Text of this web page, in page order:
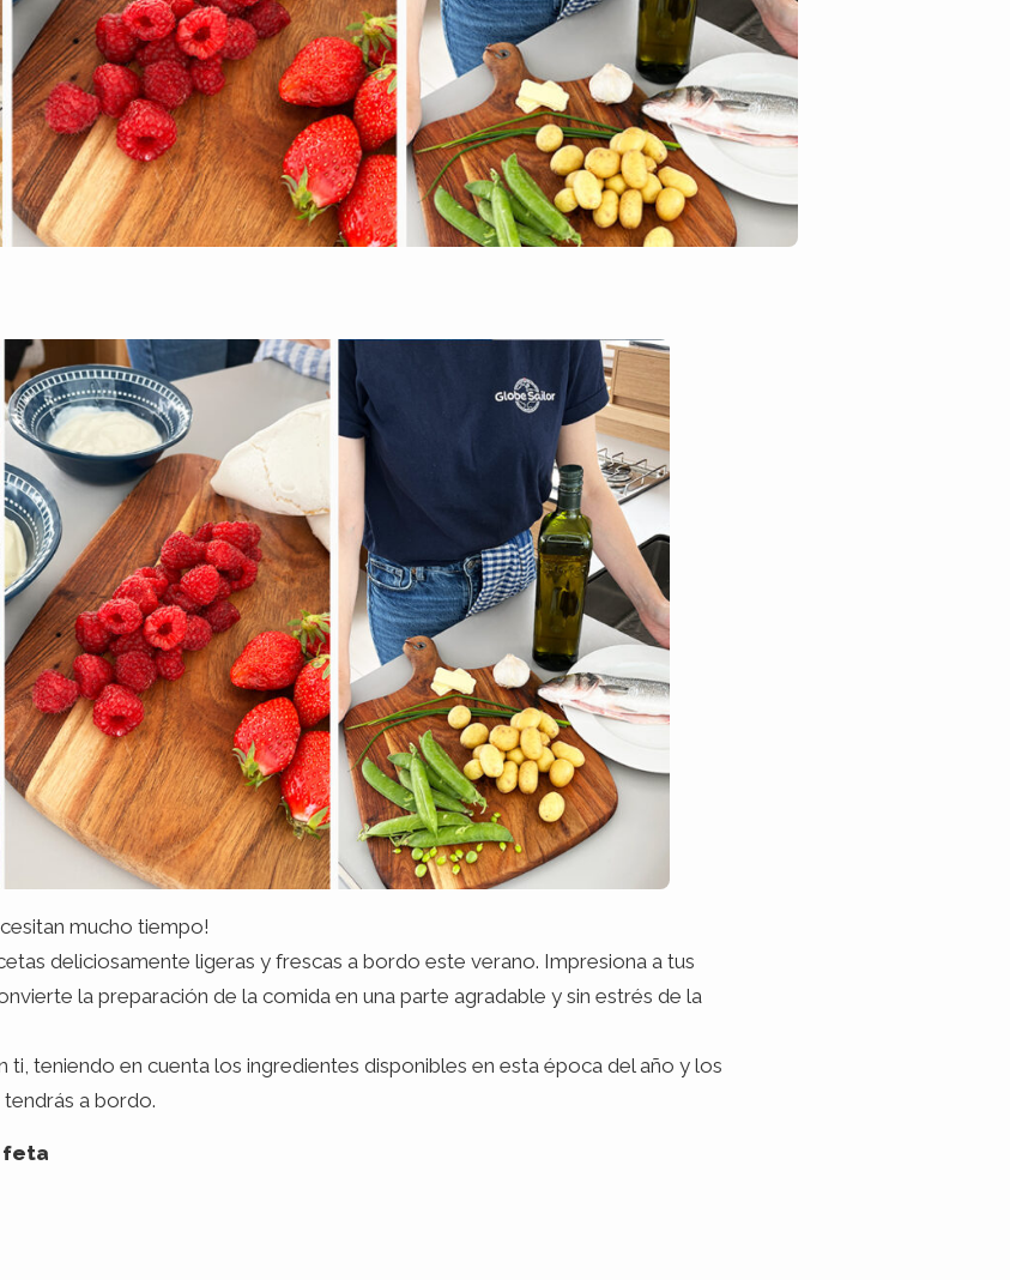
mucho tiempo!
deliciosamente ligeras y frescas a bordo este verano. Impresiona a tus
la preparación de la comida en una parte agradable y sin estrés de la
teniendo en cuenta los ingredientes disponibles en esta época del año y los
a bordo.
feta